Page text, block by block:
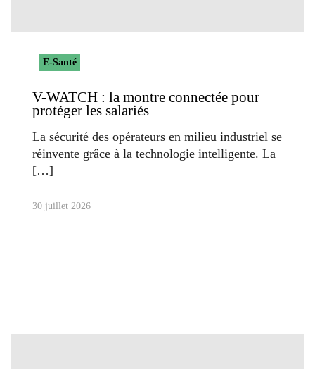
E-Santé
V-WATCH : la montre connectée pour
protéger les salariés
La sécurité des opérateurs en milieu industriel se
réinvente grâce à la technologie intelligente. La
30 juillet 2026